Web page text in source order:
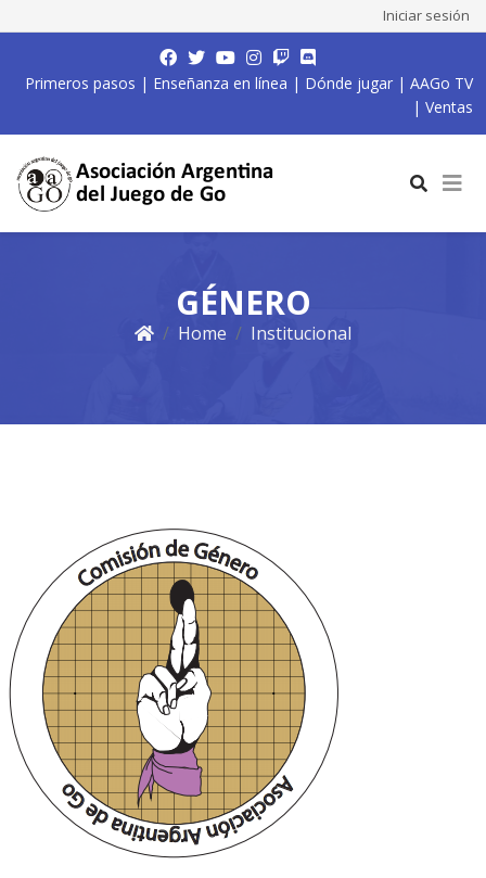
Iniciar sesión
Primeros pasos | Enseñanza en línea | Dónde jugar | AAGo TV
| Ventas
GÉNERO
Home Institucional